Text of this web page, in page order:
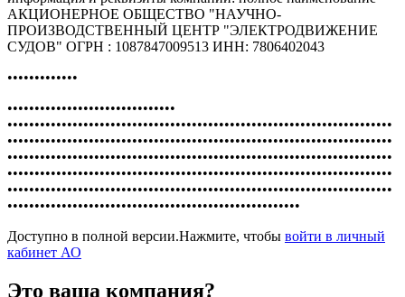
АКЦИОНЕРНОЕ ОБЩЕСТВО "НАУЧНО-
ПРОИЗВОДСТВЕННЫЙ ЦЕНТР "ЭЛЕКТРОДВИЖЕНИЕ
СУДОВ" ОГРН : 1087847009513 ИНН: 7806402043
•••••••••••••
•••••••••••••••••••••••••••••••
•••••••••••••••••••••••••••••••••••••••••••••••••••••••••••••••••••••••
•••••••••••••••••••••••••••••••••••••••••••••••••••••••••••••••••••••••
•••••••••••••••••••••••••••••••••••••••••••••••••••••••••••••••••••••••
•••••••••••••••••••••••••••••••••••••••••••••••••••••••••••••••••••••••
•••••••••••••••••••••••••••••••••••••••••••••••••••••••••••••••••••••••
••••••••••••••••••••••••••••••••••••••••••••••••••••••
Доступно в полной версии.Нажмите, чтобы войти в личный
кабинет АО
Это ваша компания?